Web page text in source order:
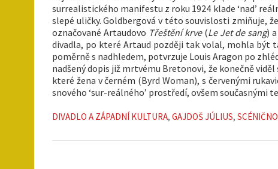
surrealistického manifestu z roku 1924 klade ‘nad’
slepé uličky. Goldbergová v této souvislosti zmiňuje,
označované Artaudovo Třeštění krve(Le Jet de sang)
divadla, po které Artaud později tak volal, mohla být
poměrně s nadhledem, potvrzuje Louis Aragon po
nadšený dopis již mrtvému Bretonovi, že konečně
které žena v černém (Byrd Woman), s červenými
snového ‘sur-reálného’ prostředí, ovšem
DIVADLO A ZÁPADNÍ KULTURA, GAJDOŠ JÚLIUS,